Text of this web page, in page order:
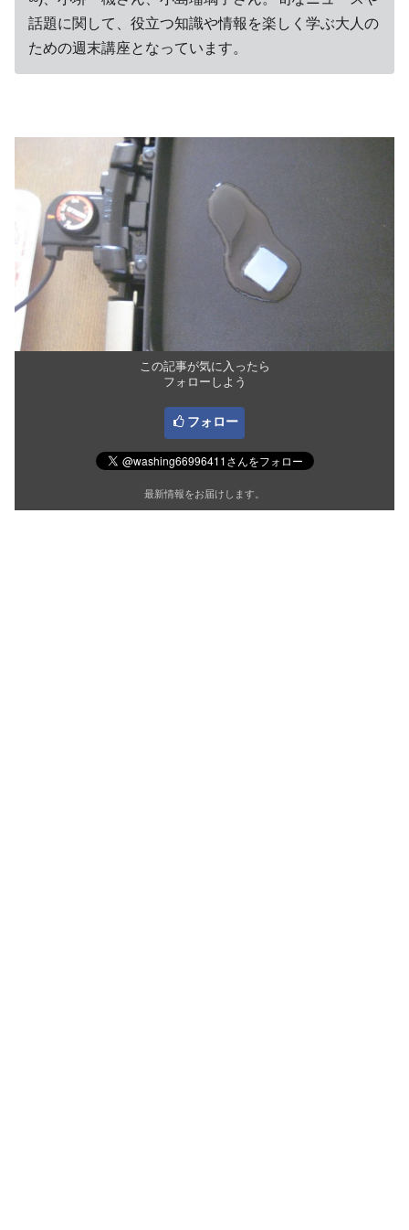
話題に関して、役立つ知識や情報を楽しく学ぶ大人の
ための週末講座となっています。
この記事が気に入ったら
フォローしよう
フォロー
最新情報をお届けします。